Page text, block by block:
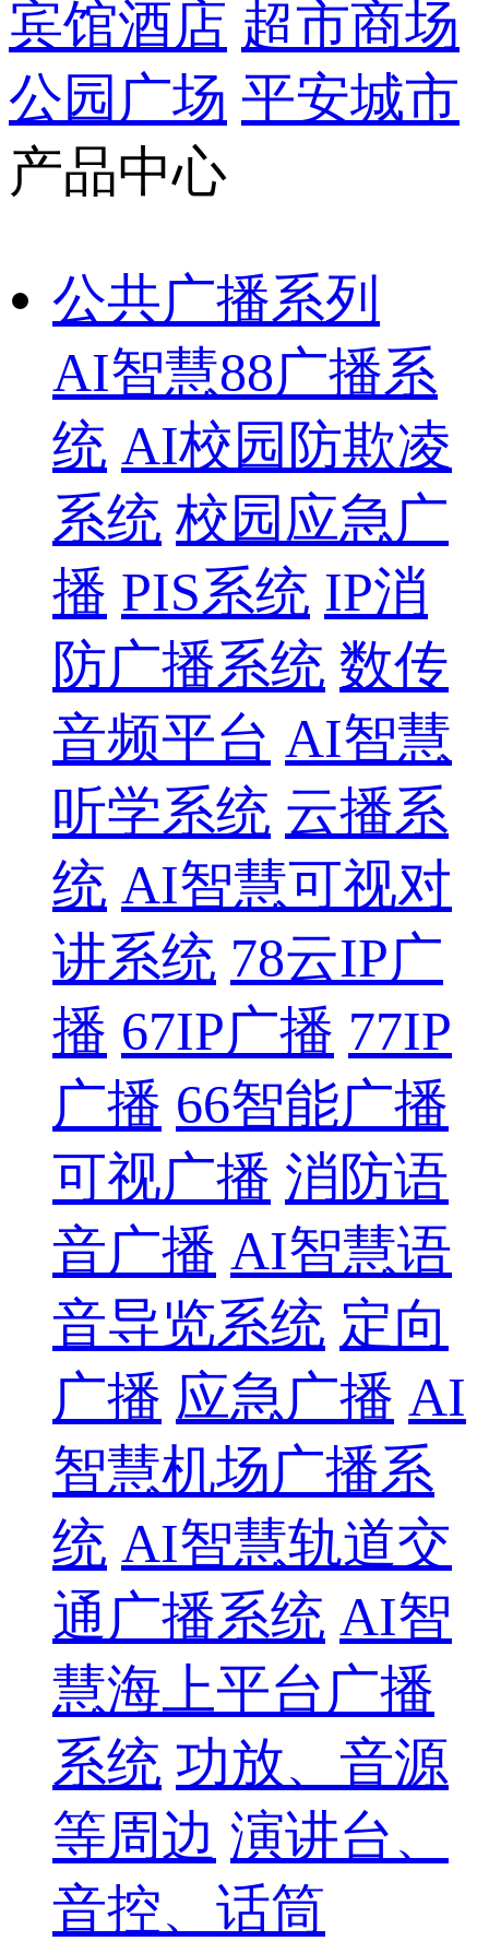
宾馆酒店 超市商场
公园广场 平安城市
产品中心
公共广播系列
AI智慧88广播系
统 AI校园防欺凌
系统 校园应急广
播 PIS系统 IP消
防广播系统 数传
音频平台 AI智慧
听学系统 云播系
统 AI智慧可视对
讲系统 78云IP广
播 67IP广播 77IP
广播 66智能广播
可视广播 消防语
音广播 AI智慧语
音导览系统 定向
广播 应急广播 AI
智慧机场广播系
统 AI智慧轨道交
通广播系统 AI智
慧海上平台广播
系统 功放、音源
等周边 演讲台、
音控、话筒